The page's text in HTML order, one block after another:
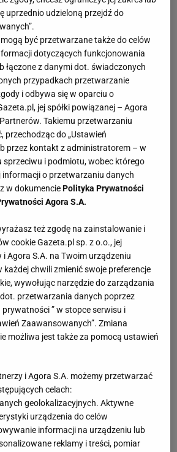
gotowe na mecz. Na miejscu
uprzednio udzieloną przejdź do
być przetwarzane także do celów
dotyczących funkcjonowania
łączone z danymi dot. świadczonych
przypadkach przetwarzanie
i odbywa się w oparciu o
jej spółki powiązanej – Agora
Takiemu przetwarzaniu
przechodząc do „Ustawień
przez kontakt z administratorem – w
sprzeciwu i podmiotu, wobec którego
informacji o przetwarzaniu danych
w dokumenciePolityka Prywatności
Agora S.A.
też zgodę na zainstalowanie i
cookie Gazeta.pl sp. z o.o., jej
Agora S.A. na Twoim urządzeniu
każdej chwili zmienić swoje preferencje
wywołując narzędzie do zarządzania
przetwarzania danych poprzez
” w stopce serwisu i
Zaawansowanych”. Zmiana
możliwa jest także za pomocą ustawień
i Agora S.A. możemy przetwarzać
celach:
geolokalizacyjnych. Aktywne
urządzenia do celów
informacji na urządzeniu lub
reklamy i treści, pomiar